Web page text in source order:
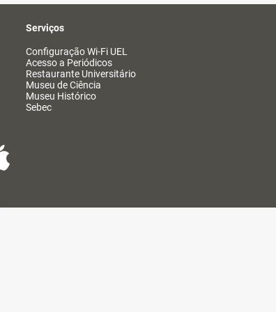
Serviços
Configuração Wi-Fi UEL
Acesso a Periódicos
Restaurante Universitário
Museu de Ciência
Museu Histórico
Sebec